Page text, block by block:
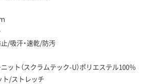
/吸汗・速乾/防汚
ット（スクラムテック-U）ポリエステル100％
ト/ストレッチ